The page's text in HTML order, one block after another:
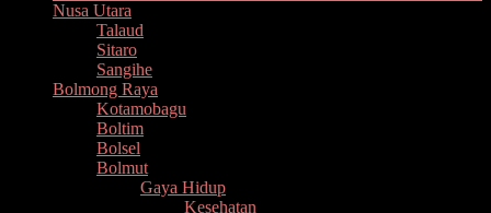
Nusa Utara
Talaud
Sitaro
Sangihe
Bolmong Raya
Kotamobagu
Boltim
Bolsel
Bolmut
Gaya Hidup
Kesehatan